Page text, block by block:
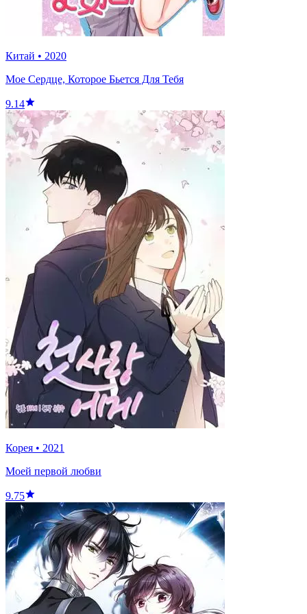
Китай • 2020
Мое Сердце, Которое Бьется Для Тебя
9.14
Корея • 2021
Моей первой любви
9.75